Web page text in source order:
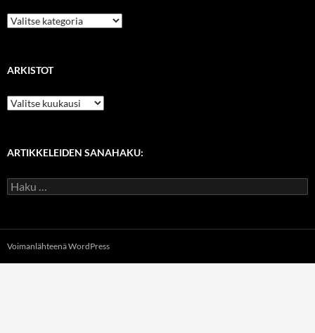
Kategoriat
ARKISTOT
Arkistot
ARTIKKELEIDEN SANAHAKU:
Haku:
Voimanlähteenä WordPress